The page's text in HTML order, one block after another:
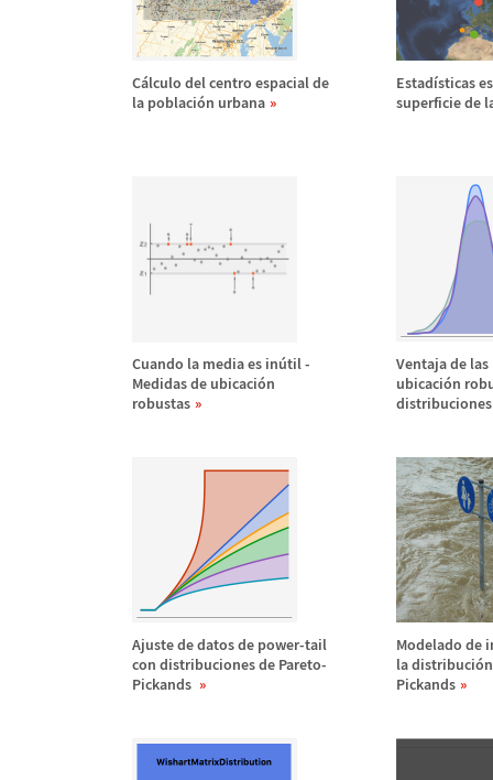
Cálculo del centro espacial de
la población urbana
Estadísticas
superficie de
Cuando la media es inútil -
Medidas de ubicación
robustas
Ventaja de
ubicación
Ajuste de datos de power-tail
con distribuciones de Pareto-
Pickands
Modelado de
la distribució
Pickands